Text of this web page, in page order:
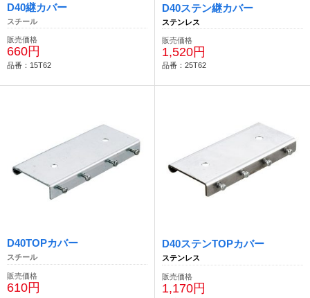
D40継カバー
スチール
販売価格
660円
品番：15T62
D40ステン継カバー
ステンレス
販売価格
1,520円
品番：25T62
D40TOPカバー
スチール
販売価格
610円
D40ステンTOPカバー
ステンレス
販売価格
1,170円